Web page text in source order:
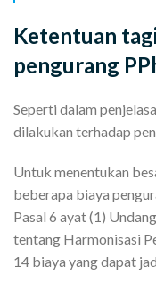
Ketentuan
pengurang
Seperti dalam
dilakukan terhadap
Untuk menentukan
beberapa biaya
Pasal 6 ayat (1)
tentang Harmonisasi
14 biaya yang dapat